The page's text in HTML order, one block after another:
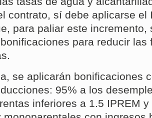
contrato, sí debe aplicarse el
para paliar este incremento,
para reducir las
se aplicarán bonificaciones
95% a los
inferiores a 1.5 IPREM